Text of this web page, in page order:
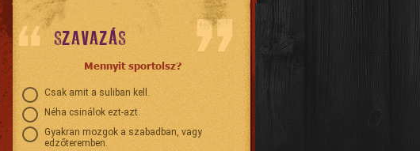
SZAVAZÁS
Mennyit sportolsz?
Csak amit a suliban kell.
Néha csinálok ezt-azt.
Gyakran mozgok a szabadban, vagy
edzőteremben.